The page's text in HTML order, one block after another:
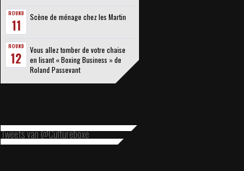
ROUND
11 Scène de ménage chez les Martin
ROUND
12
Vous allez tomber de votre chaise
en lisant « Boxing Business » de
Roland Passevant
Tweets van @Cultureboxe